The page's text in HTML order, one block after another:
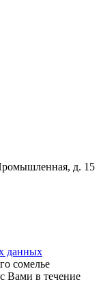
д. 15
данных
сомелье
Вами в течение